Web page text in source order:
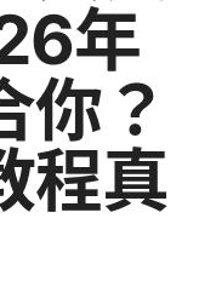
年
你？
程真